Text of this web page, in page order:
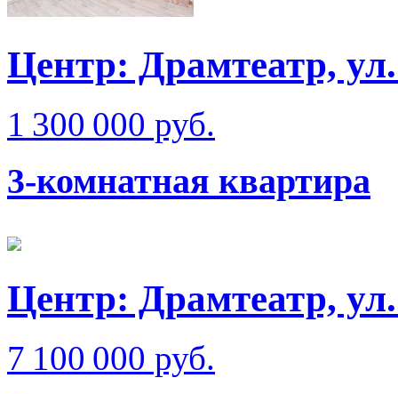
Центр: Драмтеатр,
1 300 000 руб.
3-комнатная квартира
Центр: Драмтеатр,
7 100 000 руб.